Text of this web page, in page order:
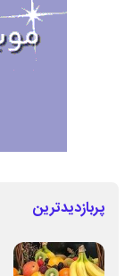
پربازدیدترین